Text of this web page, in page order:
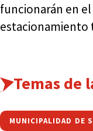
funcionarán en el
estacionamiento
Temas de